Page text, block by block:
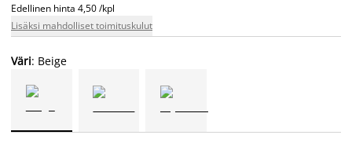
Edellinen hinta 4,50 /kpl
Lisäksi mahdolliset toimituskulut
Väri: Beige